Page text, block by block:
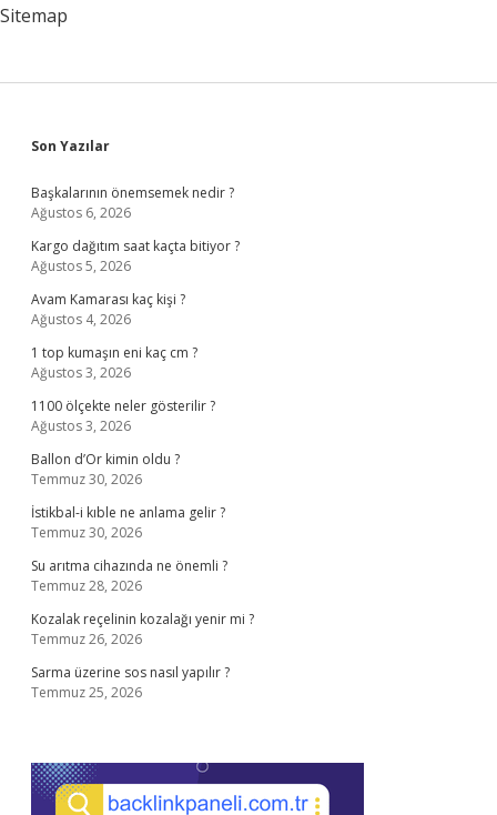
Sitemap
Sidebar
Son Yazılar
Başkalarının önemsemek nedir ?
Ağustos 6, 2026
Kargo dağıtım saat kaçta bitiyor ?
Ağustos 5, 2026
Avam Kamarası kaç kişi ?
Ağustos 4, 2026
1 top kumaşın eni kaç cm ?
Ağustos 3, 2026
1100 ölçekte neler gösterilir ?
Ağustos 3, 2026
Ballon d’Or kimin oldu ?
Temmuz 30, 2026
İstikbal-i kıble ne anlama gelir ?
Temmuz 30, 2026
Su arıtma cihazında ne önemli ?
Temmuz 28, 2026
Kozalak reçelinin kozalağı yenir mi ?
Temmuz 26, 2026
Sarma üzerine sos nasıl yapılır ?
Temmuz 25, 2026